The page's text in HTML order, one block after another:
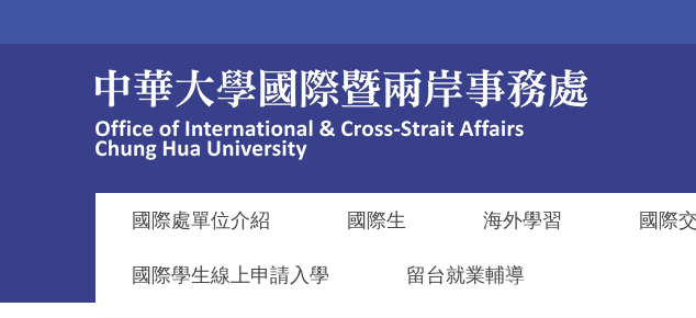
國際處單位介紹 國際生 海外學習 國際
國際學生線上申請入學 留台就業輔導